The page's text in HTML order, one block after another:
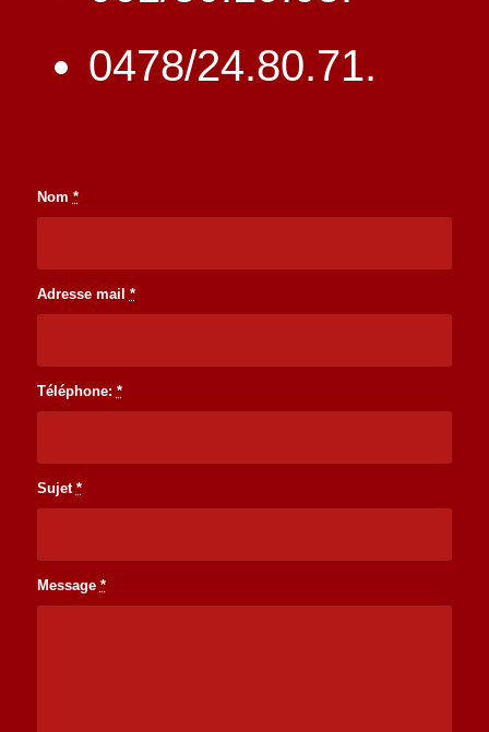
0478/24.80.71.
Nom *
Adresse mail *
Téléphone: *
Sujet *
Message *